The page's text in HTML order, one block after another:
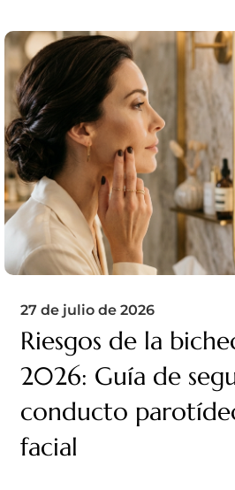
27 de julio de 2026
Riesgos de la
2026: Guía de
conducto
facial